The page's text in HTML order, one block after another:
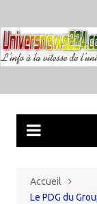
au
contenu
Accueil
Le PDG du